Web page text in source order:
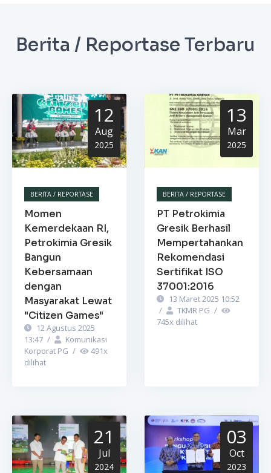
Berita / Reportase Terbaru
12
Aug
2025
BERITA / REPORTASE
Momen
Kemerdekaan RI,
Petrokimia Gresik
Bangun
Kebersamaan
dengan
Masyarakat Lewat
"Citizen Games"
12 Agustus 2025
13:47 /
Komunikasi
Korporat PG / 491x
dilihat
13
Mar
2025
BERITA / REPORTASE
PT Petrokimia
Gresik Berhasil
Mempertahankan
Rekomendasi
Sertifikat ISO
37001:2016
13 Maret 2025 10:52
/
TKMR PG /
745x dilihat
21
Jul
2024
03
Oct
2023